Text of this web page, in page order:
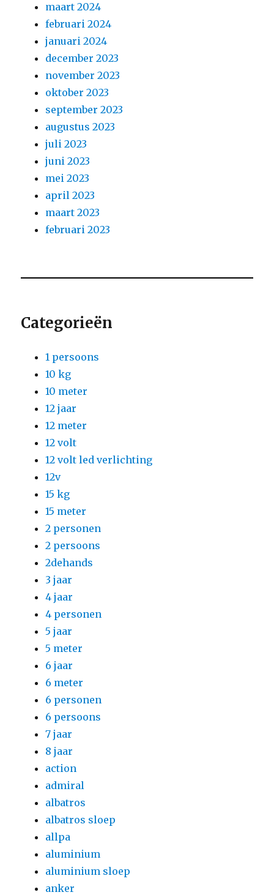
maart 2024
februari 2024
januari 2024
december 2023
november 2023
oktober 2023
september 2023
augustus 2023
juli 2023
juni 2023
mei 2023
april 2023
maart 2023
februari 2023
Categorieën
1 persoons
10 kg
10 meter
12 jaar
12 meter
12 volt
12 volt led verlichting
12v
15 kg
15 meter
2 personen
2 persoons
2dehands
3 jaar
4 jaar
4 personen
5 jaar
5 meter
6 jaar
6 meter
6 personen
6 persoons
7 jaar
8 jaar
action
admiral
albatros
albatros sloep
allpa
aluminium
aluminium sloep
anker